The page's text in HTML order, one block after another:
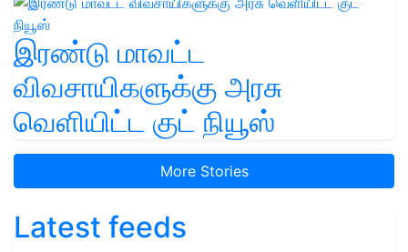
இரண்டு மாவட்ட
விவசாயிகளுக்கு அரசு
வெளியிட்ட குட் நியூஸ்
More Stories
Latest feeds